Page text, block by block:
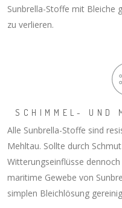
Sunbrella-Stoffe mit Bleiche
zu verlieren.
SCHIMMEL- UND
Alle Sunbrella-Stoffe sind
Mehltau. Sollte durch
Witterungseinflüsse
maritime Gewebe von
simplen Bleichlösung